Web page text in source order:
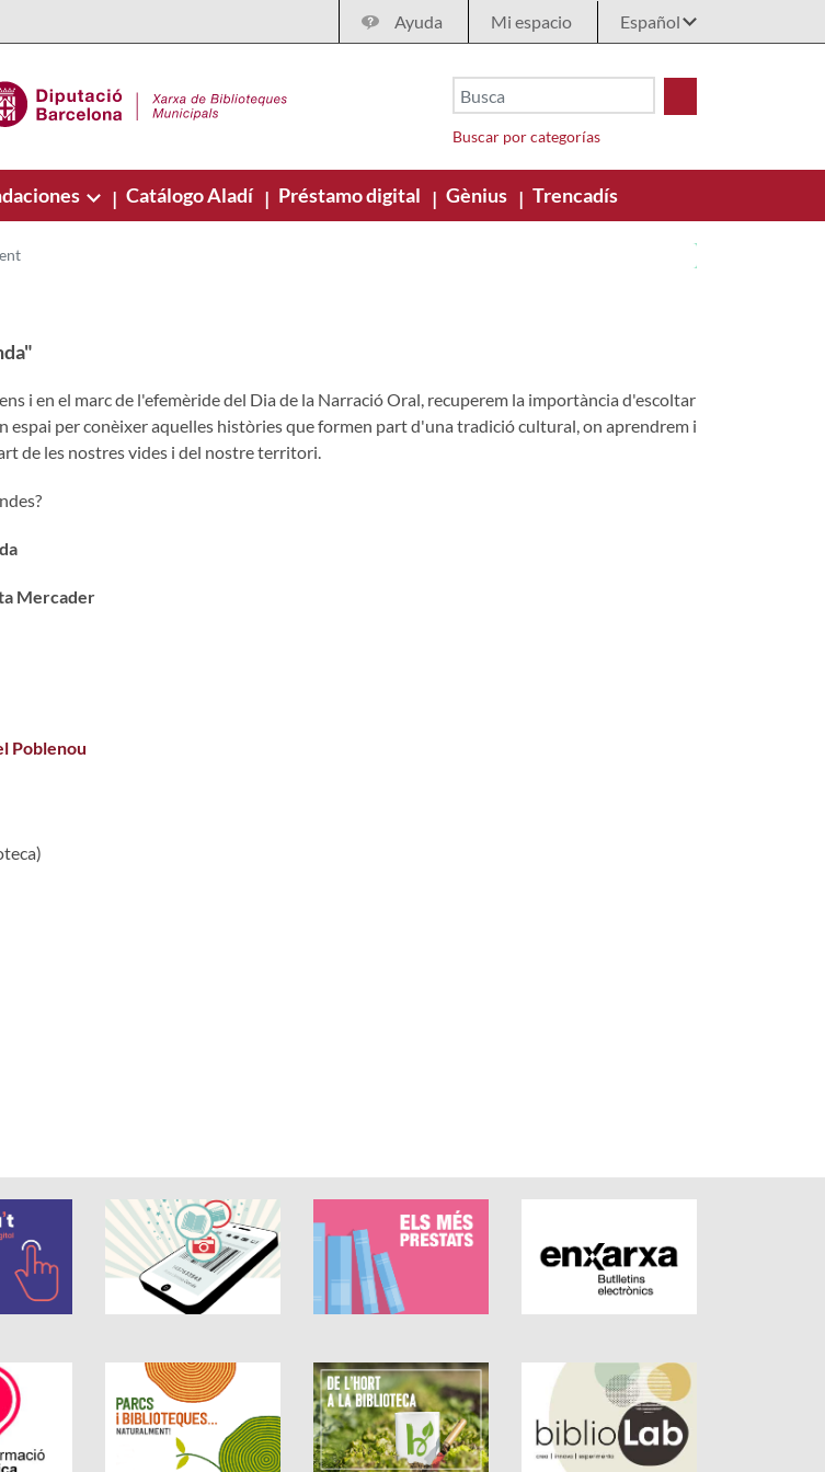
Ayuda Mi espacio
Buscar por categorías
| Catálogo Aladí | Préstamo digital | Gènius | Trencadís
i en el marc de l'efemèride del Dia de la Narració Oral, recuperem la importància d'escoltar
espai per conèixer aquelles històries que formen part d'una tradició cultural, on aprendrem i
de les nostres vides i del nostre territori.
Mercader
Poblenou